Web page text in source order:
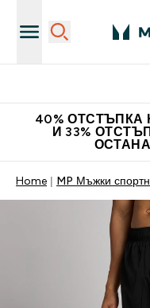
40% ОТСТЪПКА
И 33%
Home MP Мъжки